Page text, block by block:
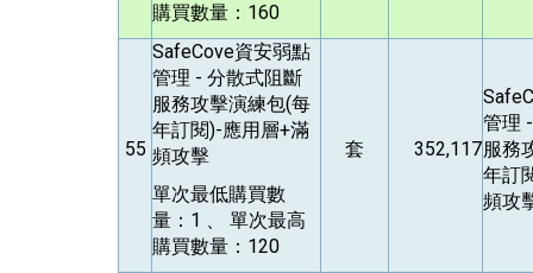
購買數量：160
55
SafeCove資安弱點
管理 - 分散式阻斷
服務攻擊演練包(每
年訂閱)-應用層+滿
頻攻擊
單次最低購買數
量：1 、 單次最高
購買數量：120
套 352,117
管理
服務
年訂
頻攻